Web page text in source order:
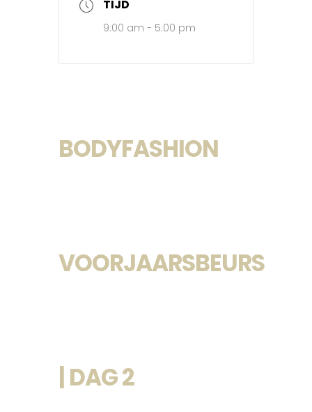
TIJD
9:00 am - 5:00 pm
BODYFASHION
VOORJAARSBEURS
| DAG 2